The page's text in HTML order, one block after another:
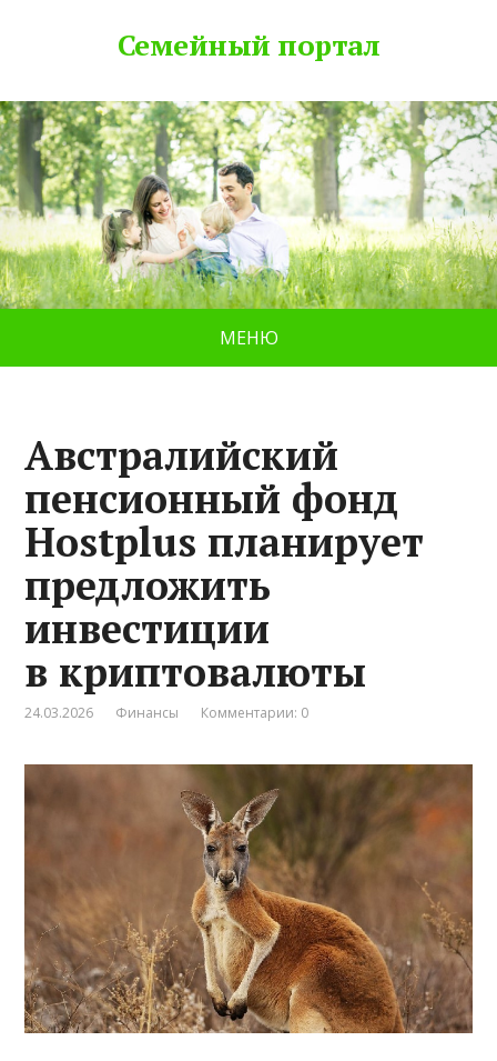
Семейный портал
МЕНЮ
Австралийский
пенсионный фонд
Hostplus планирует
предложить
инвестиции
в криптовалюты
24.03.2026 Финансы Комментарии: 0